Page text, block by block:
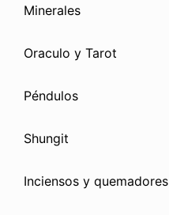
Minerales
Oraculo y Tarot
Péndulos
Shungit
Inciensos y quemadores